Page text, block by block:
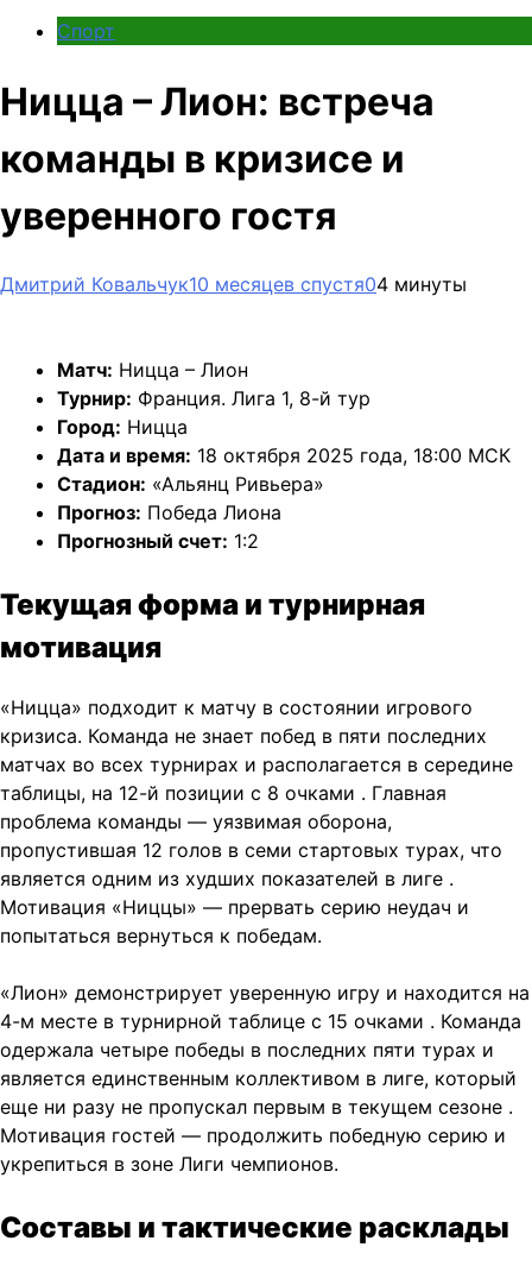
Спорт
Ницца – Лион: встреча
команды в кризисе и
уверенного гостя
Дмитрий Ковальчук10 месяцев спустя04 минуты
Матч: Ницца – Лион
Турнир: Франция. Лига 1, 8-й тур
Город: Ницца
Дата и время: 18 октября 2025 года, 18:00 МСК
Стадион: «Альянц Ривьера»
Прогноз: Победа Лиона
Прогнозный счет: 1:2
Текущая форма и турнирная
мотивация
«Ницца» подходит к матчу в состоянии игрового
кризиса. Команда не знает побед в пяти последних
матчах во всех турнирах и располагается в середине
таблицы, на 12-й позиции с 8 очками . Главная
проблема команды — уязвимая оборона,
пропустившая 12 голов в семи стартовых турах, что
является одним из худших показателей в лиге .
Мотивация «Ниццы» — прервать серию неудач и
попытаться вернуться к победам.
«Лион» демонстрирует уверенную игру и находится на
4-м месте в турнирной таблице с 15 очками . Команда
одержала четыре победы в последних пяти турах и
является единственным коллективом в лиге, который
еще ни разу не пропускал первым в текущем сезоне .
Мотивация гостей — продолжить победную серию и
укрепиться в зоне Лиги чемпионов.
Составы и тактические расклады